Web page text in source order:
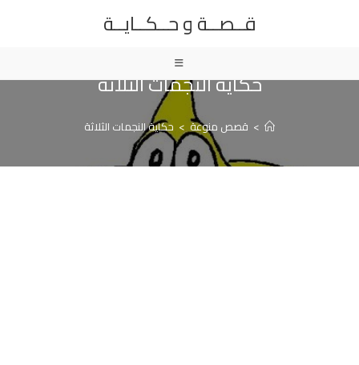
قــصــة و حــكــايــة
حكاية النجمات الثلاثة
> قصص منوعة > حكاية النجمات الثلاثة